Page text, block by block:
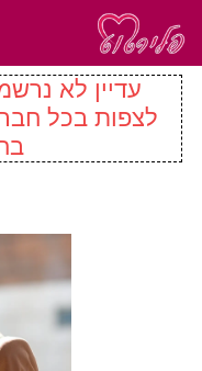
עדיין לא
לצפות בכל